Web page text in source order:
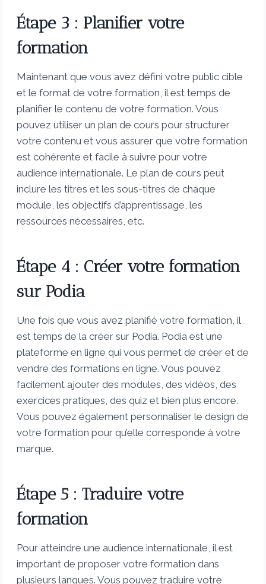
Étape 3 : Planifier votre
formation
Maintenant que vous avez défini votre public cible
et le format de votre formation, il est temps de
planifier le contenu de votre formation. Vous
pouvez utiliser un plan de cours pour structurer
votre contenu et vous assurer que votre formation
est cohérente et facile à suivre pour votre
audience internationale. Le plan de cours peut
inclure les titres et les sous-titres de chaque
module, les objectifs d’apprentissage, les
ressources nécessaires, etc.
Étape 4 : Créer votre formation
sur Podia
Une fois que vous avez planifié votre formation, il
est temps de la créer sur Podia. Podia est une
plateforme en ligne qui vous permet de créer et de
vendre des formations en ligne. Vous pouvez
facilement ajouter des modules, des vidéos, des
exercices pratiques, des quiz et bien plus encore.
Vous pouvez également personnaliser le design de
votre formation pour qu’elle corresponde à votre
marque.
Étape 5 : Traduire votre
formation
Pour atteindre une audience internationale, il est
important de proposer votre formation dans
plusieurs langues. Vous pouvez traduire votre